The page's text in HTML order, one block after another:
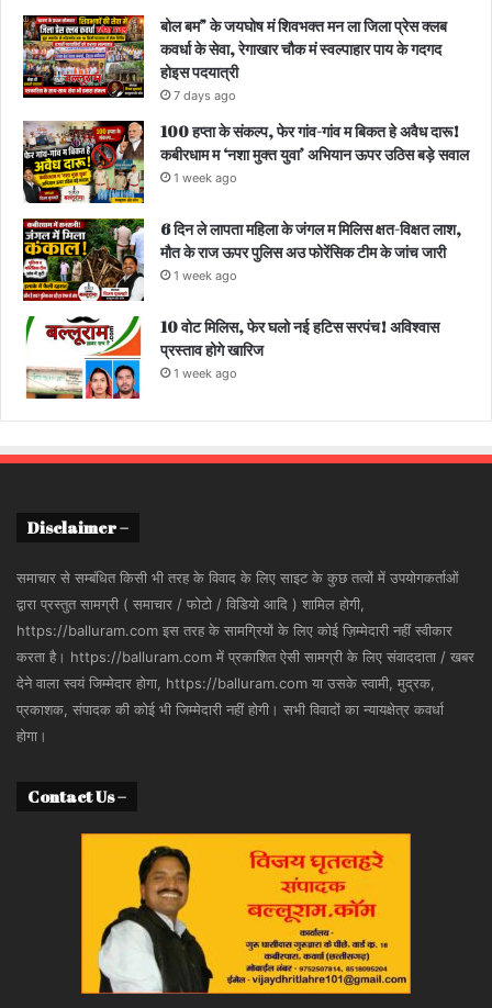
बोल बम” के जयघोष मं शिवभक्त मन ला जिला प्रेस क्लब
कवर्धा के सेवा, रेगाखार चौक मं स्वल्पाहार पाय के गदगद
होइस पदयात्री
7 days ago
100 हप्ता के संकल्प, फेर गांव-गांव म बिकत हे अवैध दारू!
कबीरधाम म ‘नशा मुक्त युवा’ अभियान ऊपर उठिस बड़े सवाल
1 week ago
6 दिन ले लापता महिला के जंगल म मिलिस क्षत-विक्षत लाश,
मौत के राज ऊपर पुलिस अउ फोरेंसिक टीम के जांच जारी
1 week ago
10 वोट मिलिस, फेर घलो नई हटिस सरपंच! अविश्वास
प्रस्ताव होगे खारिज
1 week ago
Disclaimer –
समाचार से सम्बंधित किसी भी तरह के विवाद के लिए साइट के कुछ तत्वों में उपयोगकर्ताओं
द्वारा प्रस्तुत सामग्री ( समाचार / फोटो / विडियो आदि ) शामिल होगी,
https://balluram.com इस तरह के सामग्रियों के लिए कोई ज़िम्मेदारी नहीं स्वीकार
करता है। https://balluram.com में प्रकाशित ऐसी सामग्री के लिए संवाददाता / खबर
देने वाला स्वयं जिम्मेदार होगा, https://balluram.com या उसके स्वामी, मुद्रक,
प्रकाशक, संपादक की कोई भी जिम्मेदारी नहीं होगी। सभी विवादों का न्यायक्षेत्र कवर्धा
होगा।
Contact Us –